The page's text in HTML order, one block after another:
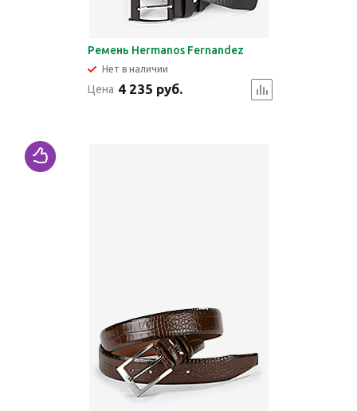
Ремень Hermanos Fernandez
Нет в наличии
Цена 4 235 руб.